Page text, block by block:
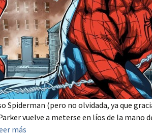
Spiderman (pero no olvidada, ya que
vuelve a meterse en líos de la mano
más